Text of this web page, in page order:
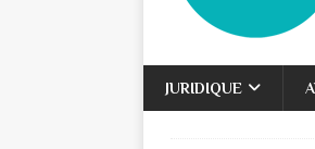
JURIDIQUE